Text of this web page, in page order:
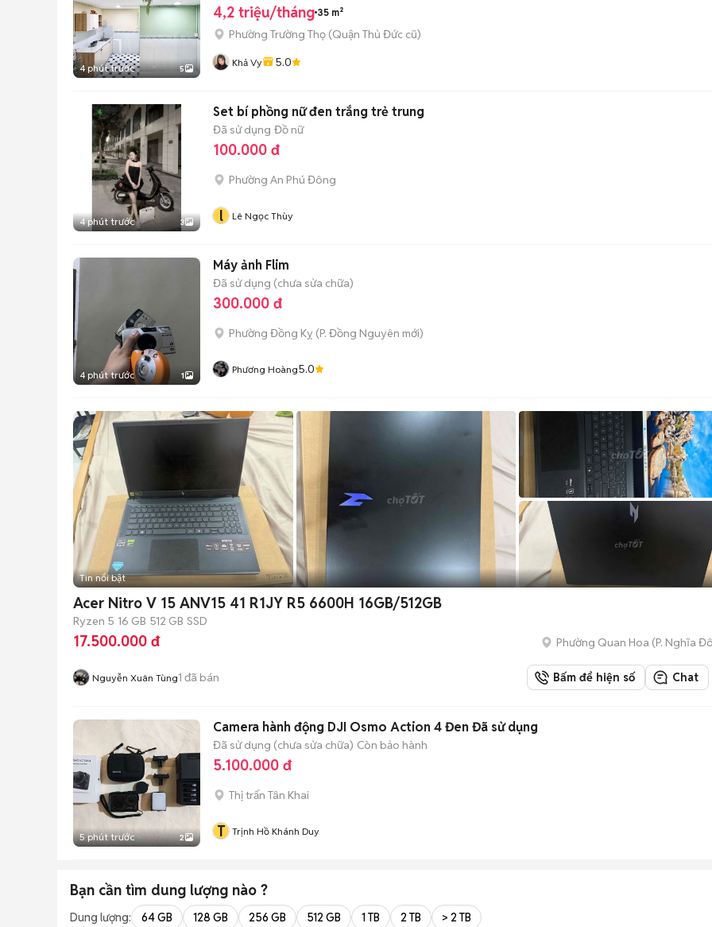
4 phút trước 5
4,2 triệu/tháng 35 m²
Phường Trường Thọ (Quận Thủ Đức cũ)
Khả Vy 5.0
4 phút trước 3
Set bí phồng nữ đen trắng trẻ trung
Đã sử dụng Đồ nữ
100.000 đ
Phường An Phú Đông
l Lê Ngọc Thùy
4 phút trước 1
Máy ảnh Flim
Đã sử dụng (chưa sửa chữa)
300.000 đ
Phường Đồng Kỵ (P. Đồng Nguyên mới)
Phương Hoàng5.0
Tin nổi bật
Acer Nitro V 15 ANV15 41 R1JY R5 6600H 16GB/512GB
Ryzen 5 16 GB 512 GB SSD
17.500.000 đ Phường Quan Hoa (P. Nghĩa
Nguyễn Xuân Tùng1 đã bán Bấm để hiện số Chat
5 phút trước 2
Camera hành động DJI Osmo Action 4 Đen Đã sử dụng
Đã sử dụng (chưa sửa chữa) Còn bảo hành
5.100.000 đ
Thị trấn Tân Khai
T Trịnh Hồ Khánh Duy
Bạn cần tìm dung lượng nào ?
Dung lượng: 64 GB 128 GB 256 GB 512 GB 1 TB 2 TB > 2 TB